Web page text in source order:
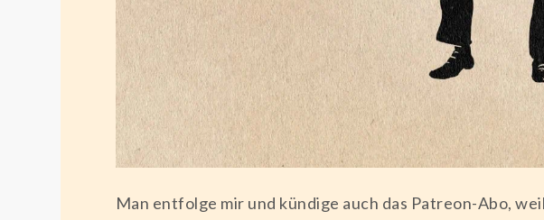
Man entfolge mir und kündige auch das Patreon-Abo,